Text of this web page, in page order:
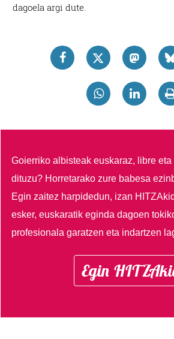
dagoela argi dute.
Goierriko albisteak euskaraz, libre
dituzu? Horretarako zure babesa
Egin zaitez harpidedun, izan
esker, euskaratik eginda dagoen
profesionala garatzen eta indartzen
Egin